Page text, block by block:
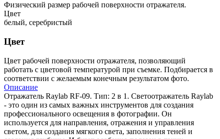
Физический размер рабочей поверхности отражателя.
Цвет
белый, серебристый
Цвет
Цвет рабочей поверхности отражателя, позволяющий
работать с цветовой температурой при съемке. Подбирается в
соответствии с желаемым конечным результатом фото.
Описание
Отражатель Raylab RF-09. Тип: 2 в 1. Светоотражатель Raylab
- это один из самых важных инструментов для создания
профессионального освещения в фотографии. Он
используется для направления, отражения и управления
светом, для создания мягкого света, заполнения теней и